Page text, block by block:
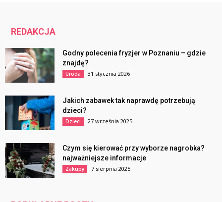
REDAKCJA
Godny polecenia fryzjer w Poznaniu – gdzie
znajdę?
Uroda 31 stycznia 2026
Jakich zabawek tak naprawdę potrzebują
dzieci?
Dzieci 27 września 2025
Czym się kierować przy wyborze nagrobka?
najważniejsze informacje
Zakupy 7 sierpnia 2025